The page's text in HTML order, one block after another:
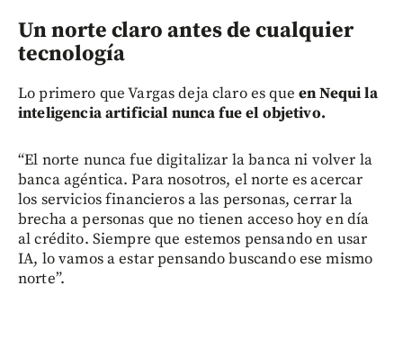
Un norte claro antes de cualquier
tecnología
Lo primero que Vargas deja claro es que en Nequi la
inteligencia artificial nunca fue el objetivo.
“El norte nunca fue digitalizar la banca ni volver la
banca agéntica. Para nosotros, el norte es acercar
los servicios financieros a las personas, cerrar la
brecha a personas que no tienen acceso hoy en día
al crédito. Siempre que estemos pensando en usar
IA, lo vamos a estar pensando buscando ese mismo
norte”.